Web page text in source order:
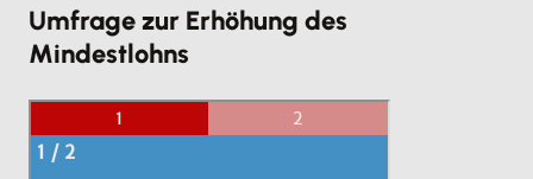
Umfrage zur Erhöhung des
Mindestlohns